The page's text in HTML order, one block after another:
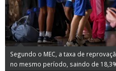
Segundo o MEC, a taxa de
no mesmo período, saindo de